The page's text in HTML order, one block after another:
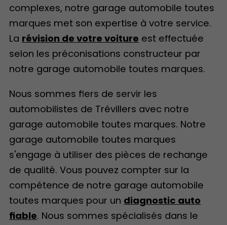
complexes, notre garage automobile toutes
marques met son expertise à votre service.
La révision de votre voiture est effectuée
selon les préconisations constructeur par
notre garage automobile toutes marques.
Nous sommes fiers de servir les
automobilistes de Trévillers avec notre
garage automobile toutes marques. Notre
garage automobile toutes marques
s'engage à utiliser des pièces de rechange
de qualité. Vous pouvez compter sur la
compétence de notre garage automobile
toutes marques pour un diagnostic auto
fiable. Nous sommes spécialisés dans le